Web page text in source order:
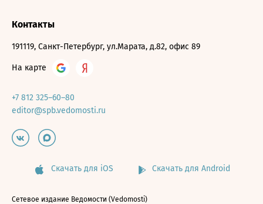
Контакты
191119, Санкт-Петербург, ул.Марата, д.82, офис 89
На карте
+7 812 325–60–80
editor@spb.vedomosti.ru
Скачать для iOS Скачать для Android
Сетевое издание Ведомости (Vedomosti)